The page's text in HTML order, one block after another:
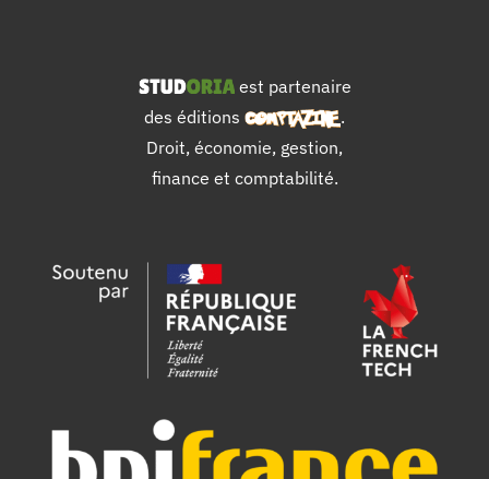
est partenaire
des éditions
.
Droit, économie, gestion,
finance et comptabilité.